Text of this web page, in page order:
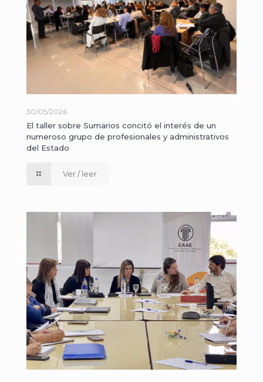
30/05/2026
El taller sobre Sumarios concitó el interés de un
numeroso grupo de profesionales y administrativos
del Estado
Ver / leer